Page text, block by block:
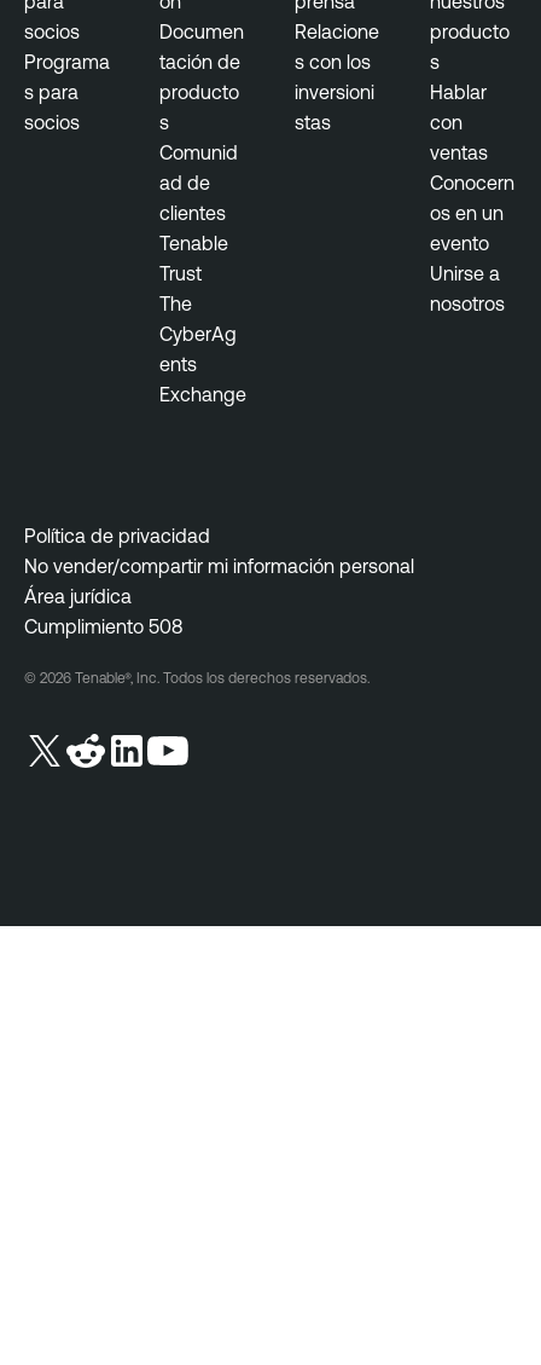
socios
Programa
s para
socios
Documen
tación de
producto
s
Comunid
ad de
clientes
Tenable
Trust
The
CyberAg
ents
Exchange
Relacione
s con los
inversioni
stas
producto
s
Hablar
con
ventas
Conocern
os en un
evento
Unirse a
nosotros
Política de privacidad
No vender/compartir mi información personal
Área jurídica
Cumplimiento 508
© 2026 Tenable®, Inc. Todos los derechos reservados.